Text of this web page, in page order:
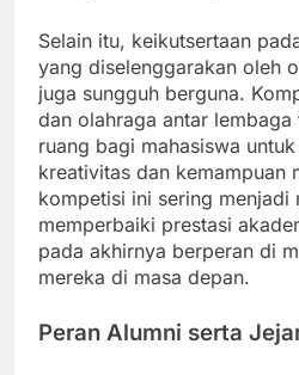
Selain itu, keikutsertaan
yang diselenggarakan oleh
juga sungguh berguna.
dan olahraga antar
ruang bagi mahasiswa
kreativitas dan kemampuan
kompetisi ini sering menjadi
memperbaiki prestasi
pada akhirnya berperan di
mereka di masa depan.
Peran Alumni serta